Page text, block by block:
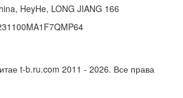
HeyHe, LONG JIANG 166
t-b.ru.com 2011 - 2026. Все права